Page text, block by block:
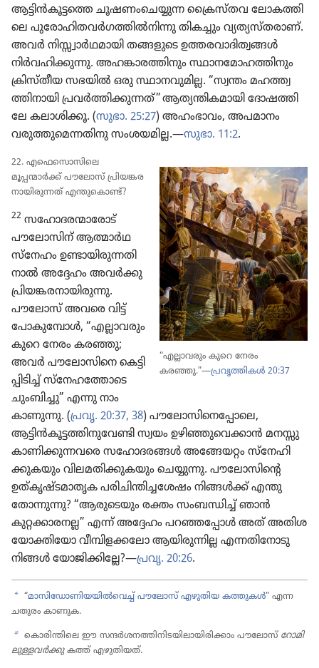
ആട്ടിൻകൂ​ട്ടത്തെ ചൂഷണം​ചെ​യ്യുന്ന ക്രൈ​സ്‌തവ ലോക​ത്തി​
ലെ പുരോ​ഹി​ത​വർഗ​ത്തിൽനി​ന്നു തികച്ചും വ്യത്യ​സ്‌ത​രാണ്‌.
അവർ നിസ്സ്വാർഥ​മാ​യി തങ്ങളുടെ ഉത്തരവാ​ദി​ത്വ​ങ്ങൾ
നിർവ​ഹി​ക്കു​ന്നു. അഹങ്കാ​ര​ത്തി​നും സ്ഥാന​മോ​ഹ​ത്തി​നും
ക്രിസ്‌തീയ സഭയിൽ ഒരു സ്ഥാനവു​മില്ല. “സ്വന്തം മഹത്ത്വ​
ത്തി​നാ​യി പ്രവർത്തി​ക്കു​ന്നത്‌” ആത്യന്തി​ക​മാ​യി ദോഷ​ത്തി​
ലേ കലാശി​ക്കൂ. (സുഭാ. 25:27) അഹംഭാ​വം, അപമാനം
വരുത്തു​മെ​ന്ന​തി​നു സംശയ​മില്ല.—സുഭാ. 11:2.
“എല്ലാവ​രും കുറെ നേരം
കരഞ്ഞു.”—പ്രവൃ​ത്തി​കൾ 20:37
22. എഫെ​സൊ​സി​ലെ
മൂപ്പന്മാർക്ക്‌ പൗലോസ്‌ പ്രിയ​ങ്ക​ര​
നാ​യി​രു​ന്നത്‌ എന്തു​കൊണ്ട്‌?
22 സഹോ​ദ​ര​ന്മാ​രോട്‌
പൗലോ​സിന്‌ ആത്മാർഥ
സ്‌നേഹം ഉണ്ടായി​രു​ന്ന​തി​
നാൽ അദ്ദേഹം അവർക്കു
പ്രിയ​ങ്ക​ര​നാ​യി​രു​ന്നു.
പൗലോസ്‌ അവരെ വിട്ട്‌
പോകു​മ്പോൾ, “എല്ലാവ​രും
കുറെ നേരം കരഞ്ഞു;
അവർ പൗലോ​സി​നെ കെട്ടി​
പ്പി​ടിച്ച്‌ സ്‌നേ​ഹ​ത്തോ​ടെ
ചുംബി​ച്ചു” എന്നു നാം
കാണുന്നു. (പ്രവൃ. 20:37, 38) പൗലോ​സി​നെ​പ്പോ​ലെ,
ആട്ടിൻകൂ​ട്ട​ത്തി​നു​വേണ്ടി സ്വയം ഉഴിഞ്ഞു​വെ​ക്കാൻ മനസ്സു​
കാ​ണി​ക്കു​ന്ന​വരെ സഹോ​ദ​രങ്ങൾ അങ്ങേയറ്റം സ്‌നേ​ഹി​
ക്കു​ക​യും വിലമ​തി​ക്കു​ക​യും ചെയ്യുന്നു. പൗലോ​സി​ന്റെ
ഉത്‌കൃ​ഷ്ട​മാ​തൃക പരിചി​ന്തി​ച്ച​ശേഷം നിങ്ങൾക്ക്‌ എന്തു
തോന്നു​ന്നു? “ആരു​ടെ​യും രക്തം സംബന്ധിച്ച്‌ ഞാൻ
കുറ്റക്കാ​രനല്ല” എന്ന്‌ അദ്ദേഹം പറഞ്ഞ​പ്പോൾ അത്‌ അതിശ​
യോ​ക്തി​യോ വീമ്പി​ള​ക്ക​ലോ ആയിരു​ന്നില്ല എന്നതി​നോ​ടു
നിങ്ങൾ യോജി​ക്കി​ല്ലേ?—പ്രവൃ. 20:26.
a “മാസി​ഡോ​ണി​യ​യിൽവെച്ച്‌ പൗലോസ്‌ എഴുതിയ കത്തുകൾ” എന്ന
ചതുരം കാണുക.
b കൊരിന്തിലെ ഈ സന്ദർശ​ന​ത്തി​നി​ട​യി​ലാ​യി​രി​ക്കാം പൗലോസ്‌ റോമി​
ലു​ള്ള​വർക്കുകത്ത്‌ എഴുതി​യത്‌.